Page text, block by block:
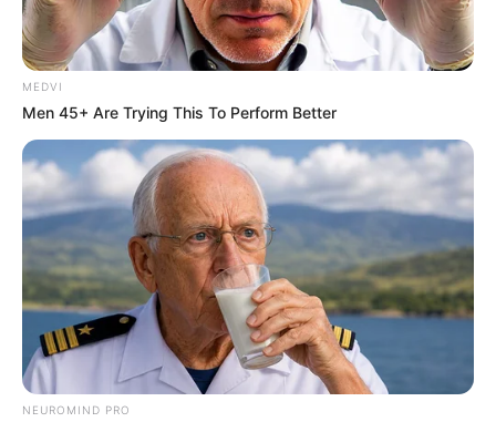
O agente de saúde está apto a integrar população e equipes de
MEDVI
Men 45+ Are Trying This To Perform Better
NEUROMIND PRO